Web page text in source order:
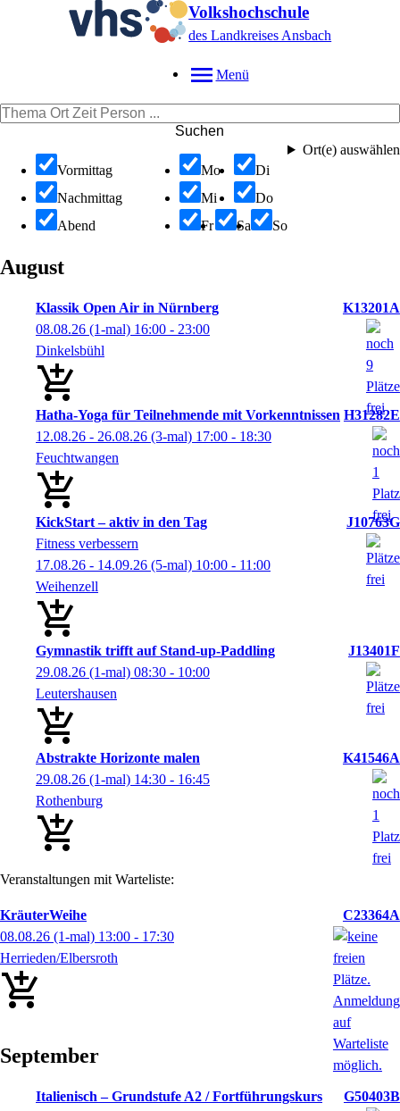
Volkshochschule
des Landkreises Ansbach
Menü
Suchen
Vormittag
Nachmittag
Abend
Mo
Di
Mi
Do
Fr
Sa So
Ort(e) auswählen
August
Klassik Open Air in Nürnberg
K13201A
08.08.26 (1-mal) 16:00 - 23:00
Dinkelsbühl
Hatha-Yoga für Teilnehmende mit Vorkenntnissen H31282E
12.08.26 - 26.08.26 (3-mal) 17:00 - 18:30
Feuchtwangen
KickStart – aktiv in den Tag
J10763G
Fitness verbessern
17.08.26 - 14.09.26 (5-mal) 10:00 - 11:00
Weihenzell
Gymnastik trifft auf Stand-up-Paddling
J13401F
29.08.26 (1-mal) 08:30 - 10:00
Leutershausen
Abstrakte Horizonte malen
K41546A
29.08.26 (1-mal) 14:30 - 16:45
Rothenburg
Veranstaltungen mit Warteliste:
KräuterWeihe
C23364A
08.08.26 (1-mal) 13:00 - 17:30
Herrieden/Elbersroth
September
Italienisch – Grundstufe A2 / Fortführungskurs
G50403B